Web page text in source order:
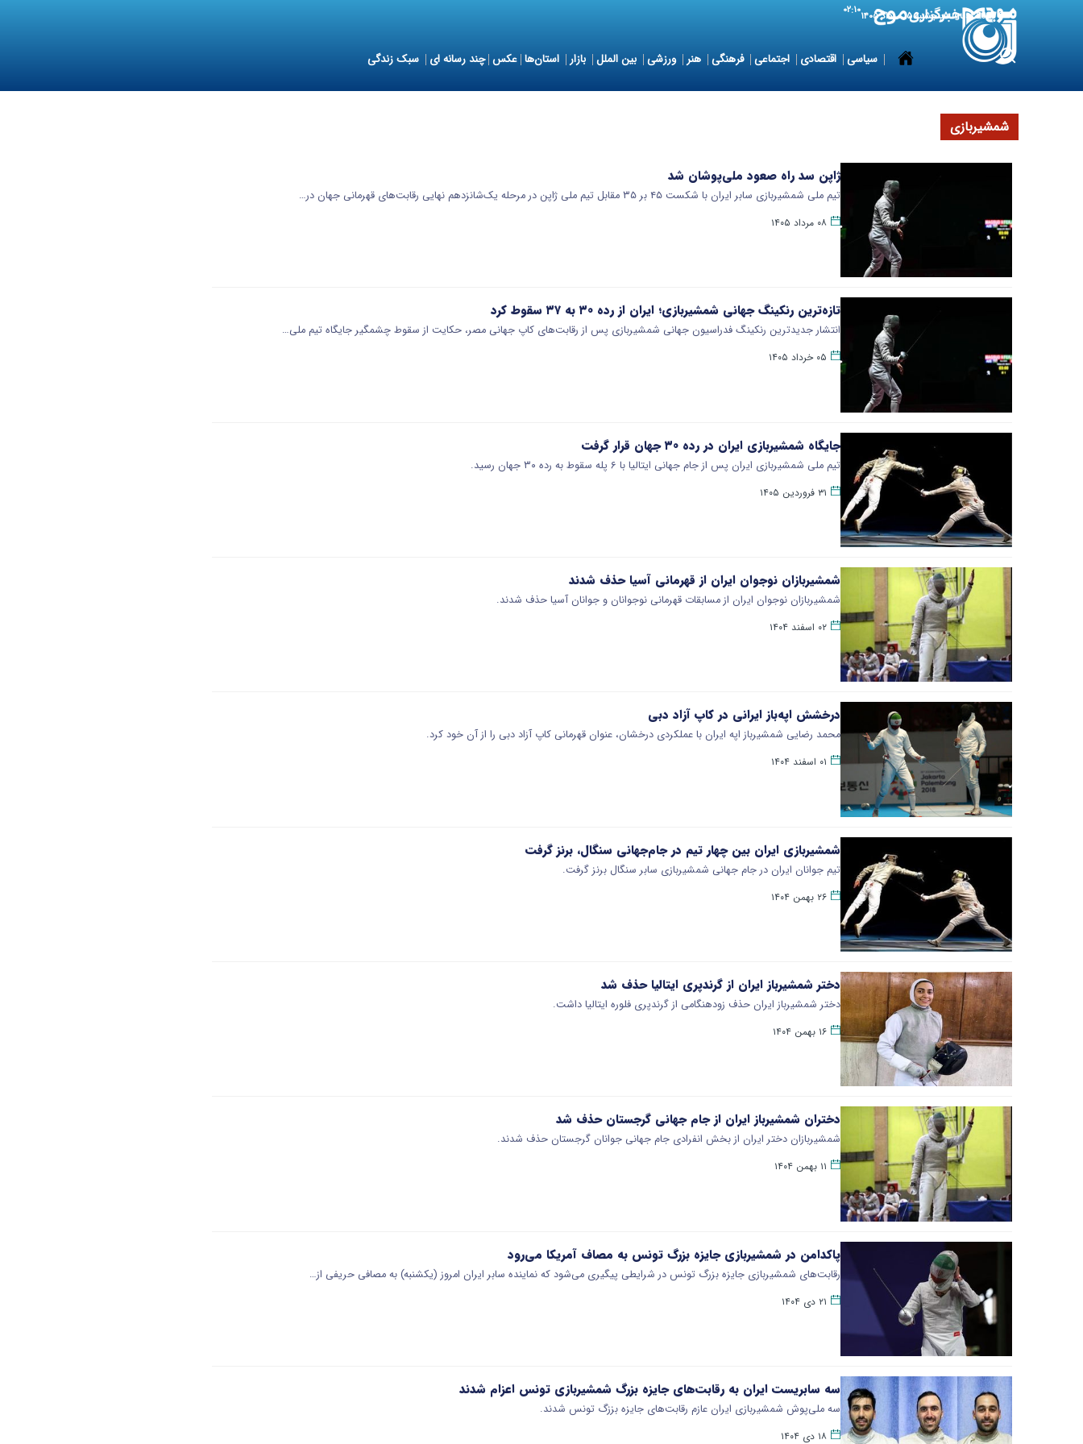
6 August 2026 پنجشنبه ۱۵ مرداد ۱۴۰۵ ۰۲:۱۰
سیاسی اقتصادی اجتماعی فرهنگی هنر ورزشی بین الملل بازار استان‌ها عکس چند رسانه ای سبک زندگی
شمشیربازی
ژاپن سد راه صعود ملی‌پوشان شد
تیم ملی شمشیربازی سابر ایران با شکست ۴۵ بر ۳۵ مقابل تیم ملی ژاپن در مرحله یک‌شانزدهم نهایی رقابت‌های قهرمانی جهان در…
۰۸ مرداد ۱۴۰۵
تازه‌ترین رنکینگ جهانی شمشیربازی؛ ایران از رده ۳۰ به ۳۷ سقوط کرد
انتشار جدیدترین رنکینگ فدراسیون جهانی شمشیربازی پس از رقابت‌های کاپ جهانی مصر، حکایت از سقوط چشمگیر جایگاه تیم ملی…
۰۵ خرداد ۱۴۰۵
جایگاه شمشیربازی ایران در رده ۳۰ جهان قرار گرفت
تیم ملی شمشیربازی ایران پس از جام جهانی ایتالیا با ۶ پله سقوط به رده ۳۰ جهان رسید.
۳۱ فروردین ۱۴۰۵
شمشیربازان نوجوان ایران از قهرمانی آسیا حذف شدند
شمشیربازان نوجوان ایران از مسابقات قهرمانی نوجوانان و جوانان آسیا حذف شدند.
۰۲ اسفند ۱۴۰۴
درخشش اپه‌باز ایرانی در کاپ آزاد دبی
محمد رضایی شمشیرباز اپه ایران با عملکردی درخشان، عنوان قهرمانی کاپ آزاد دبی را از آن خود کرد.
۰۱ اسفند ۱۴۰۴
شمشیربازی ایران بین چهار تیم در جام‌جهانی سنگال، برنز گرفت
تیم جوانان ایران در جام جهانی شمشیربازی سابر سنگال برنز گرفت.
۲۶ بهمن ۱۴۰۴
دختر شمشیرباز ایران از گرندپری ایتالیا حذف شد
دختر شمشیرباز ایران حذف زودهنگامی از گرندپری فلوره ایتالیا داشت.
۱۶ بهمن ۱۴۰۴
دختران شمشیرباز ایران از جام جهانی گرجستان حذف شد
شمشیربازان دختر ایران از بخش انفرادی جام جهانی جوانان گرجستان حذف شدند.
۱۱ بهمن ۱۴۰۴
پاکدامن در شمشیربازی جایزه بزرگ تونس به مصاف آمریکا می‌رود
رقابت‌های شمشیربازی جایزه بزرگ تونس در شرایطی پیگیری می‌شود که نماینده سابر ایران امروز (یکشنبه) به مصافی حریفی از…
۲۱ دی ۱۴۰۴
سه سابریست ایران به رقابت‌های جایزه بزرگ شمشیربازی تونس اعزام شدند
سه ملی‌پوش شمشیربازی ایران عازم رقابت‌های جایزه بززگ تونس شدند.
۱۸ دی ۱۴۰۴